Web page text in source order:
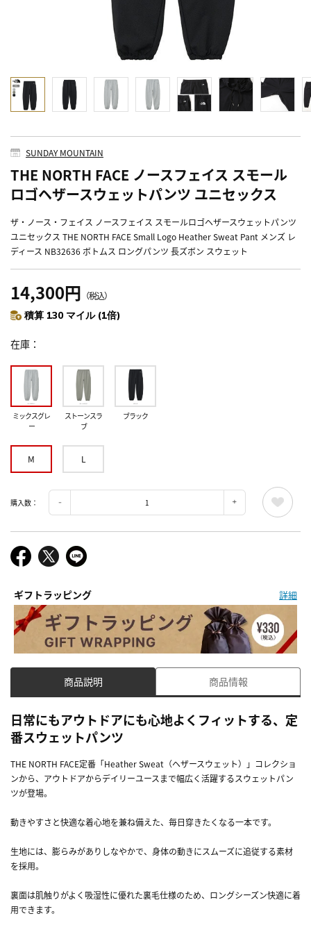
SUNDAY MOUNTAIN
THE NORTH FACE ノースフェイス スモール
ロゴヘザースウェットパンツ ユニセックス
ザ・ノース・フェイス ノースフェイス スモールロゴヘザースウェットパンツ
ユニセックス THE NORTH FACE Small Logo Heather Sweat Pant メンズ レ
ディース NB32636 ボトムス ロングパンツ 長ズボン スウェット
14,300円 （税込）
積算 130 マイル (1倍)
在庫
ミックスグレ
ー
ストーンスラ
ブ
ブラック
M L
購入数：
ギフトラッピング 詳細
商品説明 商品情報
日常にもアウトドアにも心地よくフィットする、定
番スウェットパンツ
THE NORTH FACE定番「Heather Sweat（ヘザースウェット）」コレクショ
ンから、アウトドアからデイリーユースまで幅広く活躍するスウェットパン
ツが登場。
動きやすさと快適な着心地を兼ね備えた、毎日穿きたくなる一本です。
生地には、膨らみがありしなやかで、身体の動きにスムーズに追従する素材
を採用。
裏面は肌触りがよく吸湿性に優れた裏毛仕様のため、ロングシーズン快適に着
用できます。